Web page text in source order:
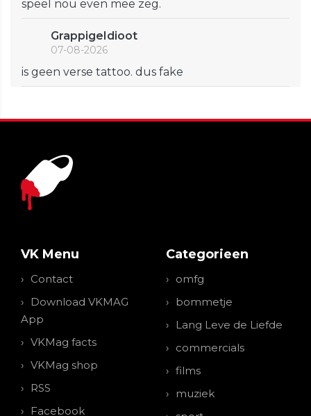
speel nou even mee zeg.
GrappigeIdioot
07-08-2026
is geen verse tattoo. dus fake
VK Menu
Contact
Download VKMAG
App
VKMag facts
VKMag shop
RSS
Facebook
Categorieen
omfg
bommetje
Lang Leve de Liefde
commercials
films
muziek